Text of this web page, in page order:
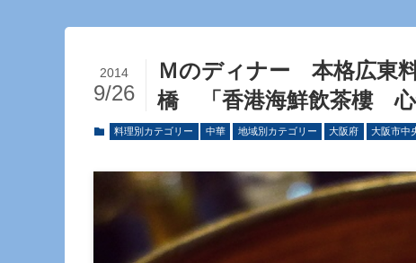
Ｍのディナー 本格広東
橋 「香港海鮮飲茶樓 心
2014
9/26
料理別カテゴリー 中華 地域別カテゴリー 大阪府 大阪市中